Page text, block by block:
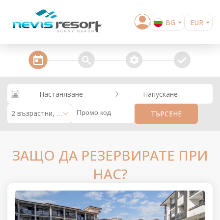
BG
EUR
steps_calendar search extra_services confirm
Настаняване Напускане
2 възрастни, 0 деца ТЪРСЕНЕ
ЗАЩО ДА РЕЗЕРВИРАТЕ ПРИ
НАС?